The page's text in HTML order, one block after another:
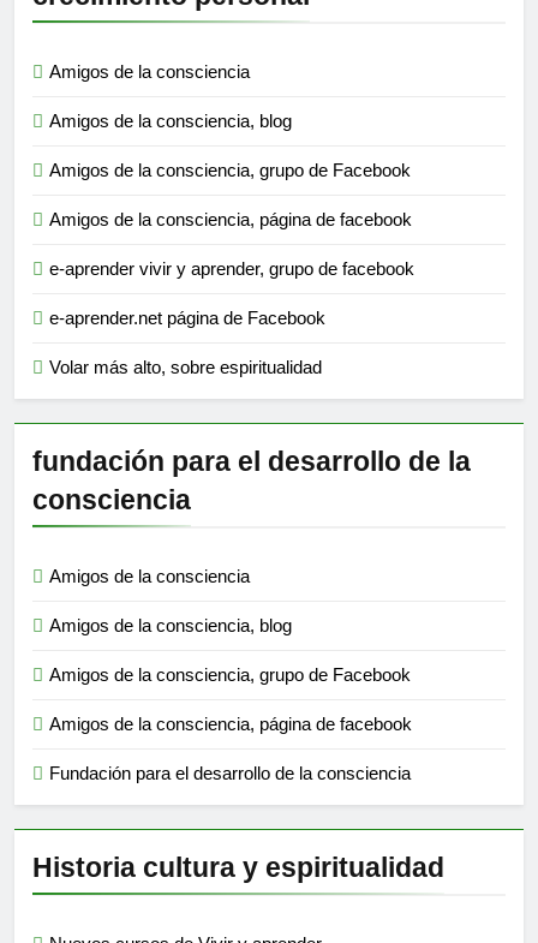
Amigos de la consciencia
Amigos de la consciencia, blog
Amigos de la consciencia, grupo de Facebook
Amigos de la consciencia, página de facebook
e-aprender vivir y aprender, grupo de facebook
e-aprender.net página de Facebook
Volar más alto, sobre espiritualidad
fundación para el desarrollo de la
consciencia
Amigos de la consciencia
Amigos de la consciencia, blog
Amigos de la consciencia, grupo de Facebook
Amigos de la consciencia, página de facebook
Fundación para el desarrollo de la consciencia
Historia cultura y espiritualidad